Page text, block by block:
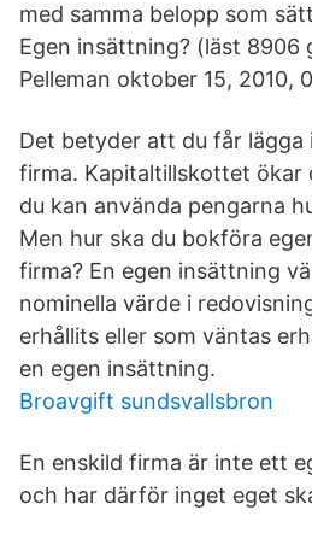
med samma belopp som
Egen insättning? (läst 8906
Pelleman oktober 15, 2010,
Det betyder att du får lägga
firma. Kapitaltillskottet ökar
du kan använda pengarna
Men hur ska du bokföra
firma? En egen insättning
nominella värde i
erhållits eller som väntas
en egen insättning.
Broavgift sundsvallsbron
En enskild firma är inte ett
och har därför inget eget